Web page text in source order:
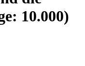
10.000)